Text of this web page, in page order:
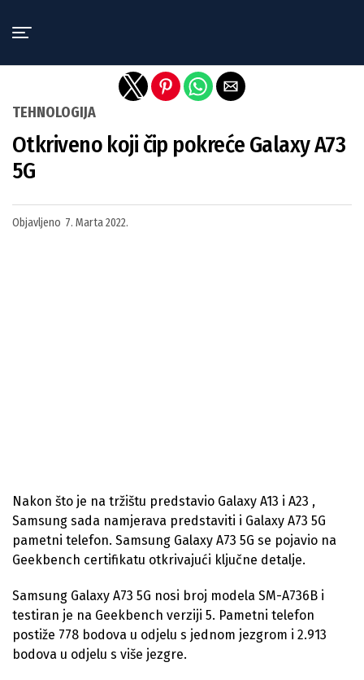
TEHNOLOGIJA
Otkriveno koji čip pokreće Galaxy A73
5G
Objavljeno 7. Marta 2022.
Nakon što je na tržištu predstavio Galaxy A13 i A23 ,
Samsung sada namjerava predstaviti i Galaxy A73 5G
pametni telefon. Samsung Galaxy A73 5G se pojavio na
Geekbench certifikatu otkrivajući ključne detalje.
Samsung Galaxy A73 5G nosi broj modela SM-A736B i
testiran je na Geekbench verziji 5. Pametni telefon
postiže 778 bodova u odjelu s jednom jezgrom i 2.913
bodova u odjelu s više jezgre.